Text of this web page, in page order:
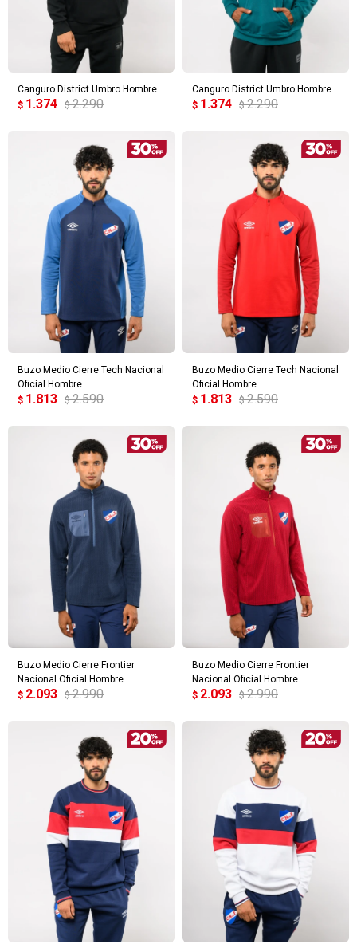
Canguro District Umbro Hombre
$ 1.374 $ 2.290
Canguro District Umbro Hombre
$ 1.374 $ 2.290
Buzo Medio Cierre Tech Nacional
Oficial Hombre
$ 1.813 $ 2.590
Buzo Medio Cierre Tech Nacional
Oficial Hombre
$ 1.813 $ 2.590
Buzo Medio Cierre Frontier
Nacional Oficial Hombre
$ 2.093 $ 2.990
Buzo Medio Cierre Frontier
Nacional Oficial Hombre
$ 2.093 $ 2.990